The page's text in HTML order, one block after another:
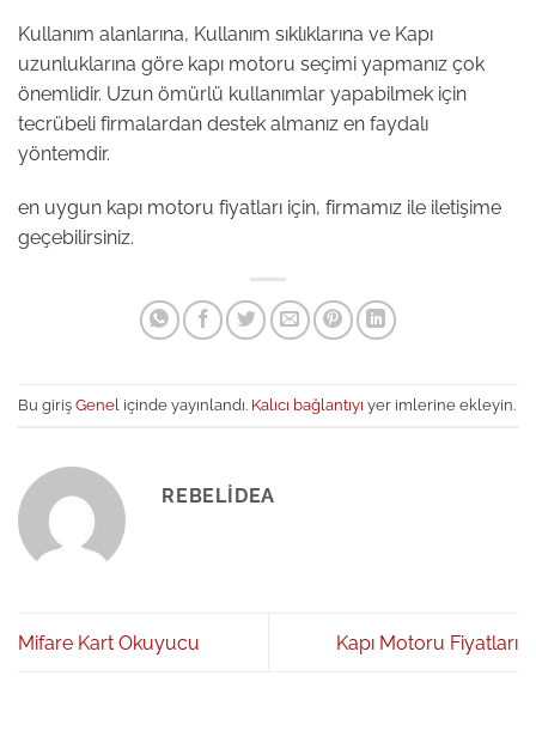
Kullanım alanlarına, Kullanım sıklıklarına ve Kapı
uzunluklarına göre kapı motoru seçimi yapmanız çok
önemlidir. Uzun ömürlü kullanımlar yapabilmek için
tecrübeli firmalardan destek almanız en faydalı
yöntemdir.
en uygun kapı motoru fiyatları için, firmamız ile iletişime
geçebilirsiniz.
Bu giriş Genel içinde yayınlandı. Kalıcı bağlantıyı yer imlerine ekleyin.
REBELIDEA
Mifare Kart Okuyucu Kapı Motoru Fiyatları